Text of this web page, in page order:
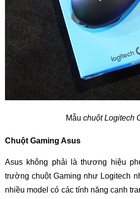
Mẫu chuột Logitech
Chuột Gaming Asus
Asus không phải là thương hiệu
trường chuột Gaming như Logitech
nhiều model có các tính năng cạnh